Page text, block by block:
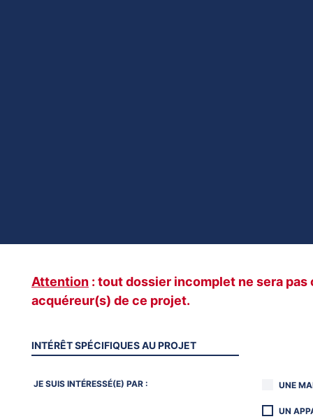
Attention : tout dossier incomplet ne sera
acquéreur(s) de ce projet.
INTÉRÊT SPÉCIFIQUES AU PROJET
JE SUIS INTÉRESSÉ(E) PAR : UNE
UN